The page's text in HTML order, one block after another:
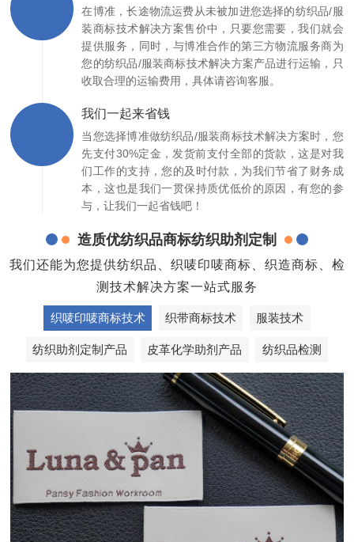
在博准，长途物流运费从未被加进您选择的纺织品/服
装商标技术解决方案售价中，只要您需要，我们就会
提供服务，同时，与博准合作的第三方物流服务商为
您的纺织品/服装商标技术解决方案产品进行运输，只
收取合理的运输费用，具体请咨询客服。
我们一起来省钱
当您选择博准做纺织品/服装商标技术解决方案时，您
先支付30%定金，发货前支付全部的货款，这是对我
们工作的支持，您的及时付款，为我们节省了财务成
本，这也是我们一贯保持质优低价的原因，有您的参
与，让我们一起省钱吧！
造质优纺织品商标纺织助剂定制
我们还能为您提供纺织品、织唛印唛商标、织造商标、检
测技术解决方案一站式服务
织唛印唛商标技术 织带商标技术 服装技术
纺织助剂定制产品 皮革化学助剂产品 纺织品检测